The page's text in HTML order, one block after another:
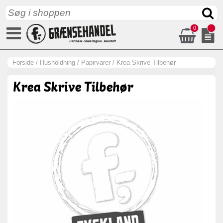
0
Forside / Husholdning / Papirvarer / Krea Skrive Tilbehør
Krea Skrive Tilbehør